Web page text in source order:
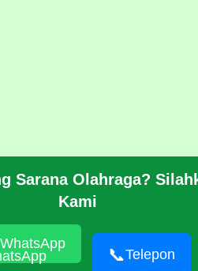
Sarana Olahraga?
Kami
WhatsApp
📞Telepon